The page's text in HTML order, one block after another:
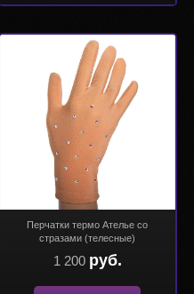
Перчатки термо Ателье со
стразами (телесные)
1 200 руб.